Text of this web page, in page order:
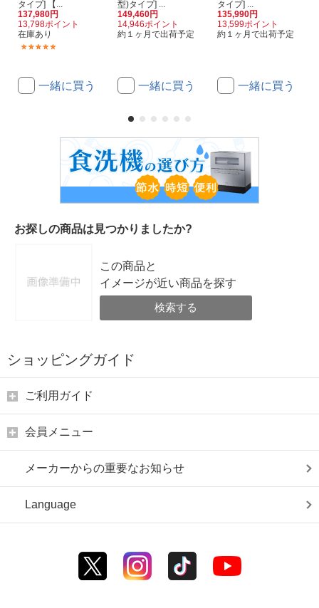
タイプ] 【...
137,980円
13,798ポイント
在庫あり
一緒に買う
型)タイプ] ...
149,460円
14,946ポイント
約１ヶ月で出荷予定
一緒に買う
タイプ] ...
135,990円
13,599ポイント
約１ヶ月で出荷予定
一緒に買う
お探しの商品は見つかりましたか?
この商品と
イメージが近い商品を探す
検索する
ショッピングガイド
ご利用ガイド
会員メニュー
メーカーからの重要なお知らせ
Language